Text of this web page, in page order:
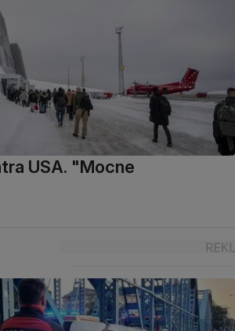
USA. "Mocne